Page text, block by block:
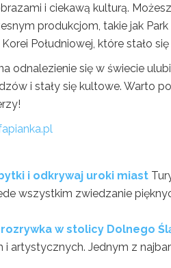
i ciekawą kulturą.
produkcjom, takie jak
Południowej, które stało się
odnalezienie się w świecie
i stały się kultowe. Warto
i odkrywaj uroki miast
wszystkim zwiedzanie
w stolicy Dolnego
artystycznych. Jednym z